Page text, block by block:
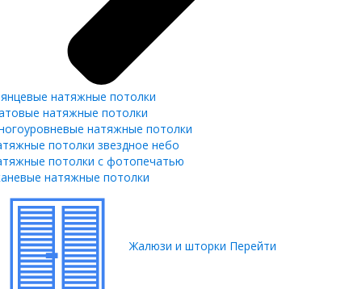
натяжные потолки
натяжные потолки
натяжные потолки
потолки звездное небо
потолки с фотопечатью
натяжные потолки
Жалюзи и шторки Перейти